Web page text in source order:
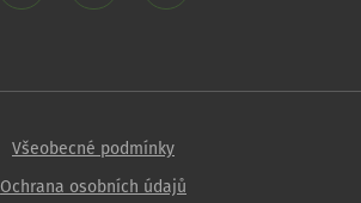
Všeobecné podmínky
Ochrana osobních údajů